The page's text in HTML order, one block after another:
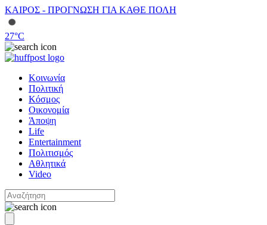
ΚΑΙΡΟΣ - ΠΡΟΓΝΩΣΗ ΓΙΑ ΚΑΘΕ ΠΟΛΗ
27°C
Κοινωνία
Πολιτική
Κόσμος
Οικονομία
Άποψη
Life
Entertainment
Πολιτισμός
Αθλητικά
Video